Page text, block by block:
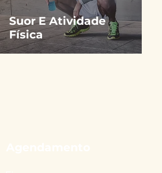
Suor E Atividade
Física